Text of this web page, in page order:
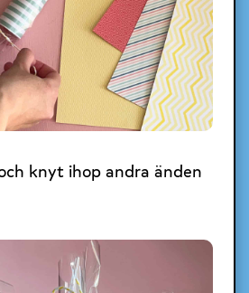
knyt ihop andra änden